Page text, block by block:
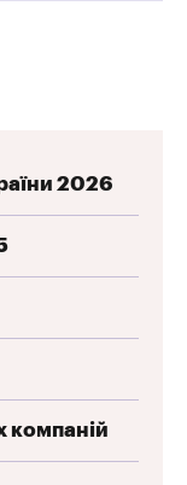
2026
компаній